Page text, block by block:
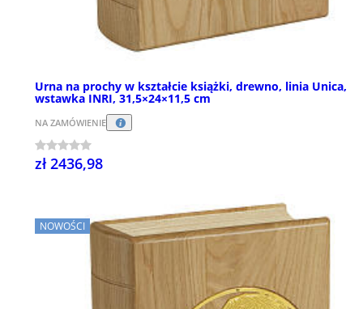
Urna na prochy w kształcie książki, drewno, linia Unica,
wstawka INRI, 31,5×24×11,5 cm
NA ZAMÓWIENIE
zł 2436,98
NOWOŚCI